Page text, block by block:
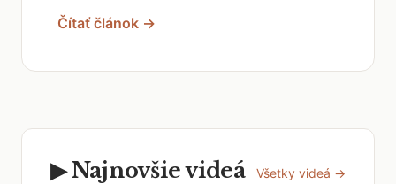
Čítať článok →
▶ Najnovšie videá Všetky videá →